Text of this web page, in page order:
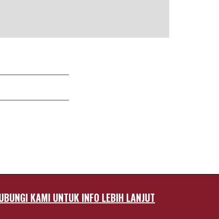
KAMI UNTUK INFO LEBIH LANJUT